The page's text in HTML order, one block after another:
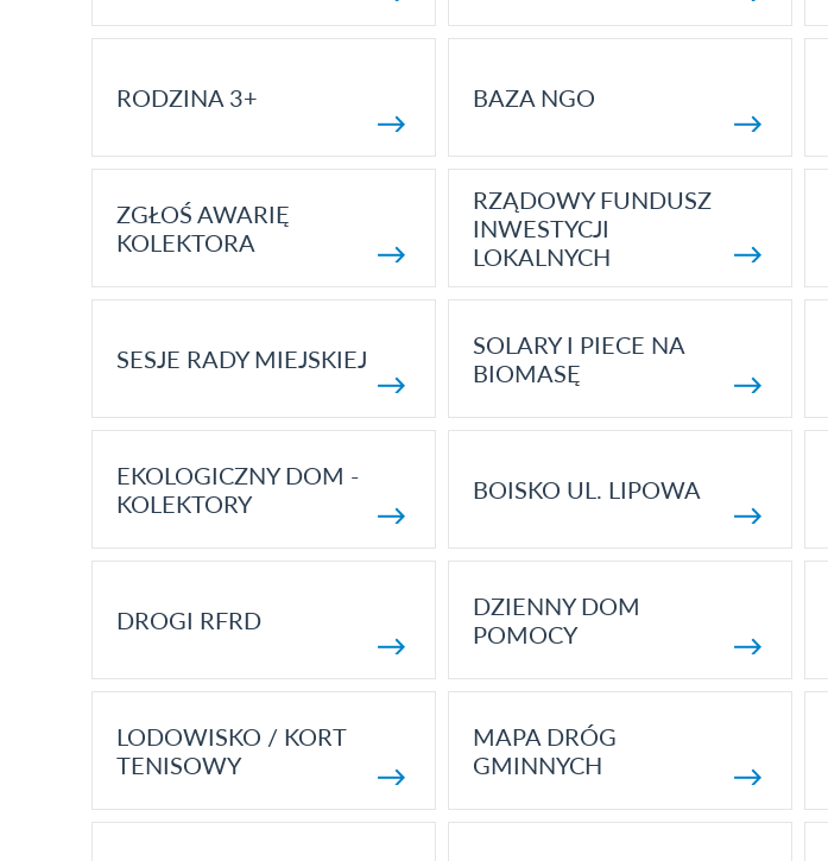
RODZINA 3+ BAZA NGO
ZGŁOŚ AWARIĘ
KOLEKTORA
RZĄDOWY FUNDUSZ
INWESTYCJI
LOKALNYCH
SESJE RADY MIEJSKIEJ
SOLARY I PIECE NA
BIOMASĘ
EKOLOGICZNY DOM -
KOLEKTORY
BOISKO UL. LIPOWA
DROGI RFRD
DZIENNY DOM
POMOCY
LODOWISKO / KORT
TENISOWY
MAPA DRÓG
GMINNYCH